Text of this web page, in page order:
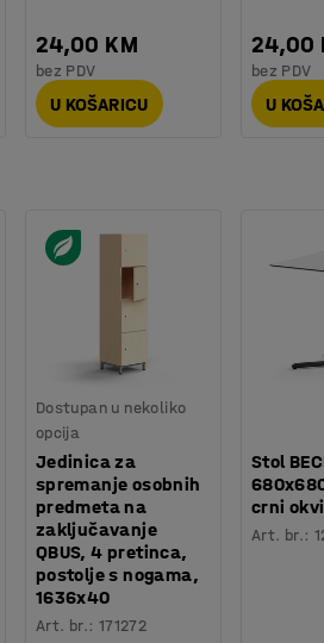
24,00 KM
bez PDV
U KOŠARICU
24,00
bez PDV
U
Dostupan u nekoliko
opcija
Jedinica za
spremanje osobnih
predmeta na
zaključavanje
QBUS, 4 pretinca,
postolje s nogama,
1636x40
Art. br.: 171272
Stol
crni
Art. br.: